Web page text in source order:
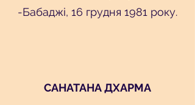
-Бабаджі, 16 грудня 1981 року.
САНАТАНА ДХАРМА